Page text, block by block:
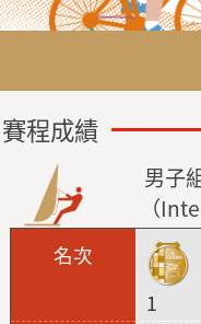
賽程成績
男子
（
1